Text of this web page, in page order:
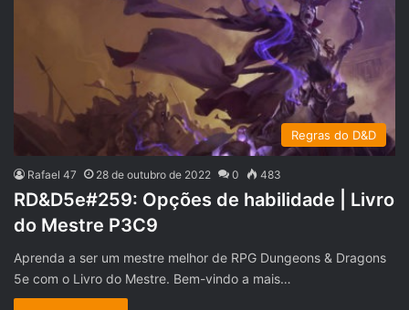
Regras do D&D
Rafael 47 28 de outubro de 2022 0 483
RD&D5e#259: Opções de habilidade | Livro
do Mestre P3C9
Aprenda a ser um mestre melhor de RPG Dungeons & Dragons
5e com o Livro do Mestre. Bem-vindo a mais…